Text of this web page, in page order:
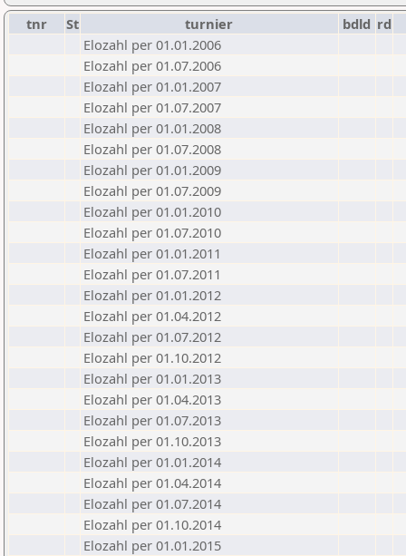
tnr St turnier bdld rd
Elozahl per 01.01.2006
Elozahl per 01.07.2006
Elozahl per 01.01.2007
Elozahl per 01.07.2007
Elozahl per 01.01.2008
Elozahl per 01.07.2008
Elozahl per 01.01.2009
Elozahl per 01.07.2009
Elozahl per 01.01.2010
Elozahl per 01.07.2010
Elozahl per 01.01.2011
Elozahl per 01.07.2011
Elozahl per 01.01.2012
Elozahl per 01.04.2012
Elozahl per 01.07.2012
Elozahl per 01.10.2012
Elozahl per 01.01.2013
Elozahl per 01.04.2013
Elozahl per 01.07.2013
Elozahl per 01.10.2013
Elozahl per 01.01.2014
Elozahl per 01.04.2014
Elozahl per 01.07.2014
Elozahl per 01.10.2014
Elozahl per 01.01.2015